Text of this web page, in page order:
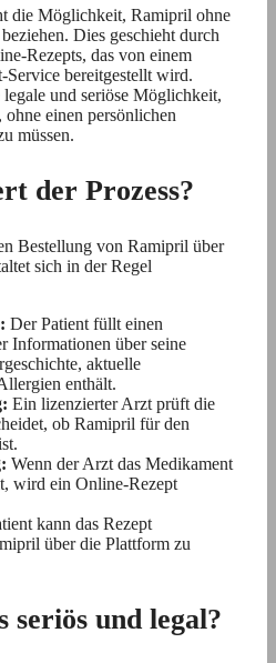
die Möglichkeit, Ramipril ohne
Dies geschieht durch
Rezepts, das von einem
Service bereitgestellt wird.
legale und seriöse Möglichkeit,
einen persönlichen
müssen.
der Prozess?
Bestellung von Ramipril über
sich in der Regel
Der Patient füllt einen
Informationen über seine
aktuelle
enthält.
Ein lizenzierter Arzt prüft die
ob Ramipril für den
Wenn der Arzt das Medikament
wird ein Online-Rezept
kann das Rezept
über die Plattform zu
seriös und legal?